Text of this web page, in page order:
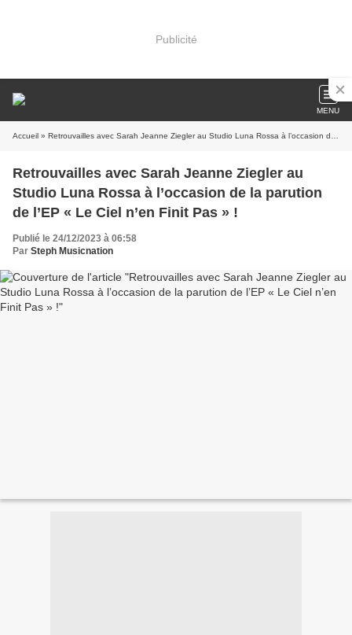
Publicité
MENU
Accueil » Retrouvailles avec Sarah Jeanne Ziegler au Studio Luna Rossa à l’occasion de la parution de l’EP « Le Ciel n’en Finit Pas » !
Retrouvailles avec Sarah Jeanne Ziegler au
Studio Luna Rossa à l’occasion de la parution
de l’EP « Le Ciel n’en Finit Pas » !
Publié le 24/12/2023 à 06:58
Par Steph Musicnation